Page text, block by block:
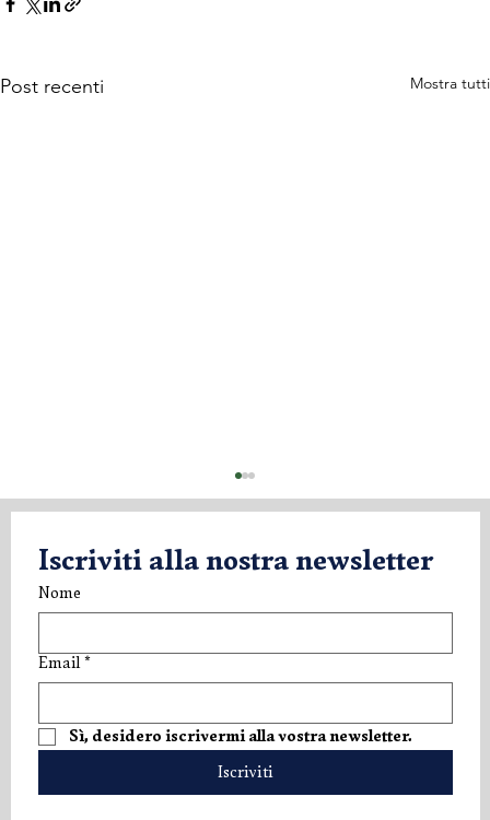
Post recenti Mostra tutti
V.LO Superior: una nuova espressione di
eleganza
Iscriviti alla nostra newsletter
Nome
Email *
Sì, desidero iscrivermi alla vostra newsletter.
Iscriviti